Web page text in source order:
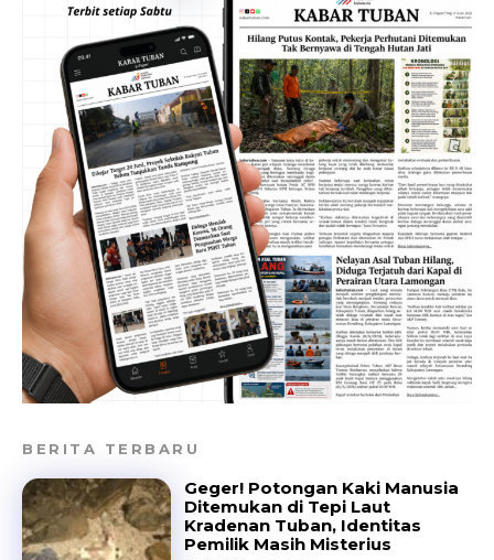
BERITA TERBARU
Geger! Potongan Kaki Manusia
Ditemukan di Tepi Laut
Kradenan Tuban, Identitas
Pemilik Masih Misterius